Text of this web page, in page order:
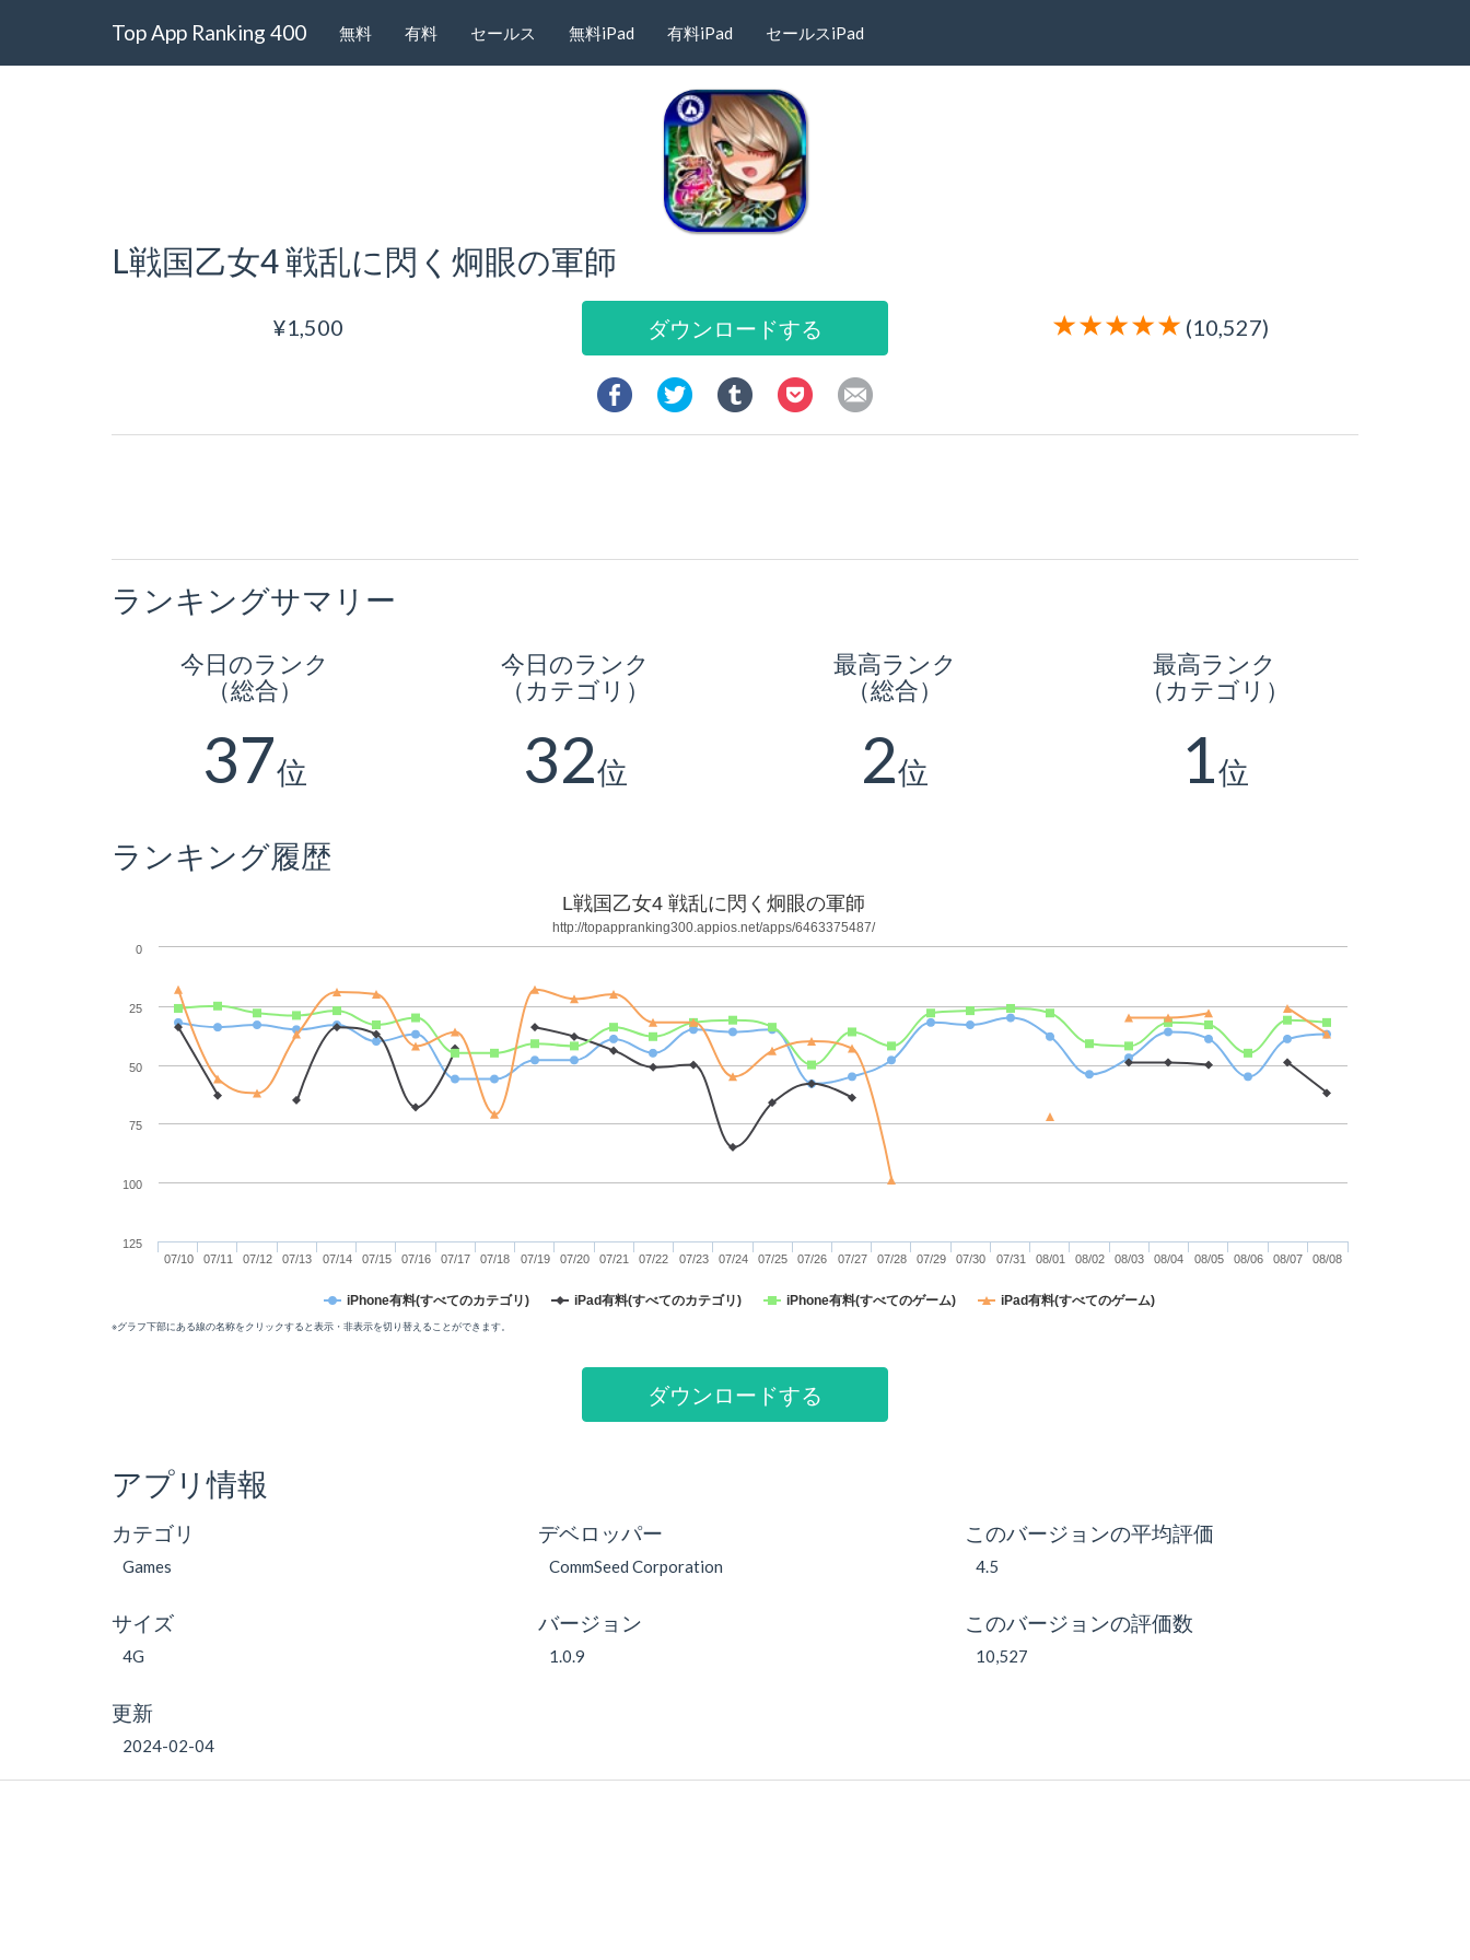
Top App Ranking 400 無料 有料 セールス 無料iPad 有料iPad セールスiPad
L戦国乙女4 戦乱に閃く炯眼の軍師
¥1,500 ダウンロードする (10,527)
ランキングサマリー
今日のランク
（総合）
37位
今日のランク
（カテゴリ）
32位
最高ランク
（総合）
2位
最高ランク
（カテゴリ）
1位
ランキング履歴
L戦国乙女4 戦乱に閃く炯眼の軍師
http://topappranking300.appios.net/apps/6463375487/
iPhone有料(すべてのカテゴリ) iPad有料(すべてのカテゴリ) iPhone有料(すべてのゲーム) iPad有料(すべてのゲーム)
07/10 07/11 07/12 07/13 07/14 07/15 07/16 07/17 07/18 07/19 07/20 07/21 07/22 07/23 07/24 07/25 07/26 07/27 07/28 07/29 07/30 07/31 08/01 08/02 08/03 08/04 08/05 08/06 08/07 08/08
0
100
25
50
75
125
※グラフ下部にある線の名称をクリックすると表示・非表示を切り替えることができます。
ダウンロードする
アプリ情報
カテゴリ
Games
サイズ
4G
更新
2024-02-04
デベロッパー
CommSeed Corporation
バージョン
1.0.9
このバージョンの平均評価
4.5
このバージョンの評価数
10,527